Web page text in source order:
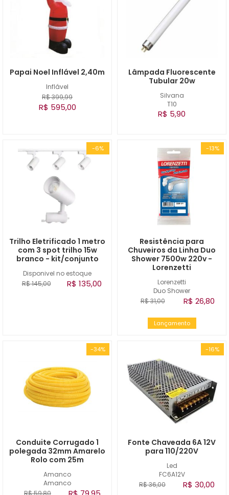
Inflável
Papai Noel Inflável 2,40m
R$ 399,99
R$ 595,00
Silvana
T10
Lâmpada Fluorescente
Tubular 20w
R$ 5,90
-6%
Disponivel no estoque
Trilho Eletrificado 1 metro
com 3 spot trilho 15w
branco - kit/conjunto
R$ 145,00 R$ 135,00
-13%
Lorenzetti
Duo Shower
Resistência para
Chuveiros da Linha Duo
Shower 7500w 220v -
Lorenzetti
R$ 31,00 R$ 26,80
Lançamento
-34%
Amanco
Amanco
Conduite Corrugado 1
polegada 32mm Amarelo
Rolo com 25m
R$ 59,80
-16%
Led
FC6A12V
Fonte Chaveada 6A 12V
para 110/220V
R$ 36,00 R$ 30,00